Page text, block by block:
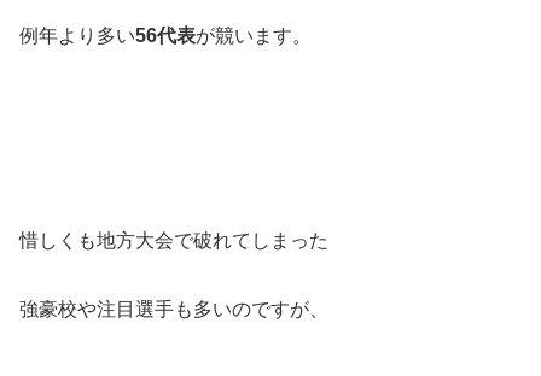
例年より多い56代表が競います。
惜しくも地方大会で破れてしまった
強豪校や注目選手も多いのですが、